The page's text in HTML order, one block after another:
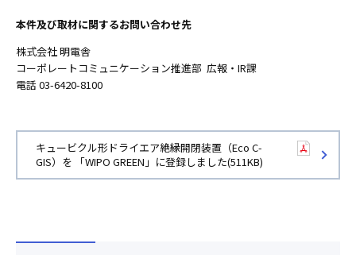
本件及び取材に関するお問い合わせ先
株式会社 明電舎
コーポレートコミュニケーション推進部 広報・IR課
電話 03-6420-8100
キュービクル形ドライエア絶縁開閉装置（Eco C-
GIS）を 「WIPO GREEN」に登録しました(511KB)